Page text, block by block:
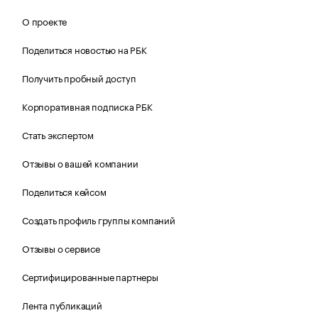
О проекте
Поделиться новостью на РБК
Получить пробный доступ
Корпоративная подписка РБК
Стать экспертом
Отзывы о вашей компании
Поделиться кейсом
Создать профиль группы компаний
Отзывы о сервисе
Сертифицированные партнеры
Лента публикаций